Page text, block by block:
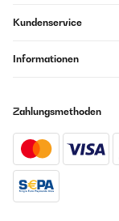
Kundenservice
Informationen
Zahlungsmethoden